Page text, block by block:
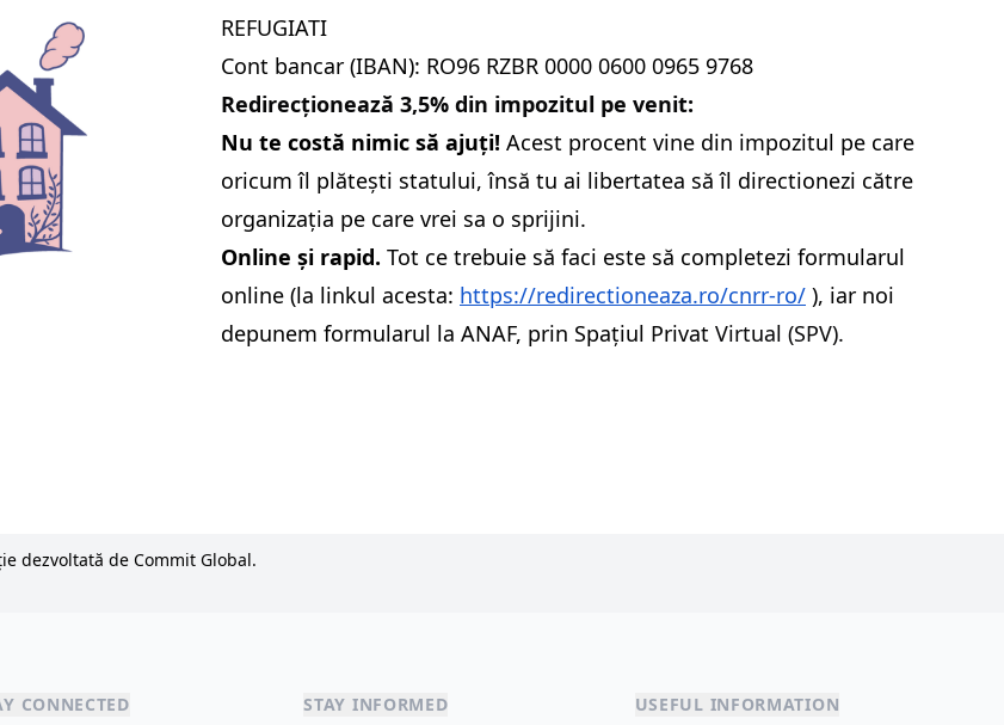
REFUGIATI
Cont bancar (IBAN): RO96 RZBR 0000 0600 0965 9768
Redirecționează 3,5% din impozitul pe venit:
Nu te costă nimic să ajuți! Acest procent vine din impozitul pe care
oricum îl plătești statului, însă tu ai libertatea să îl directionezi către
organizația pe care vrei sa o sprijini.
Online și rapid. Tot ce trebuie să faci este să completezi formularul
online (la linkul acesta: https://redirectioneaza.ro/cnrr-ro/ ), iar noi
depunem formularul la ANAF, prin Spațiul Privat Virtual (SPV).
dezvoltată de Commit Global.
CONNECTED STAY INFORMED USEFUL INFORMATION